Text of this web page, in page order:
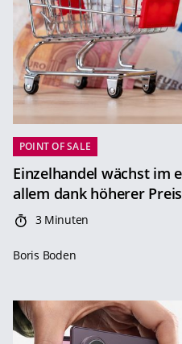
POINT OF SALE
Einzelhandel wächst im
allem dank höherer
3 Minuten
Boris Boden